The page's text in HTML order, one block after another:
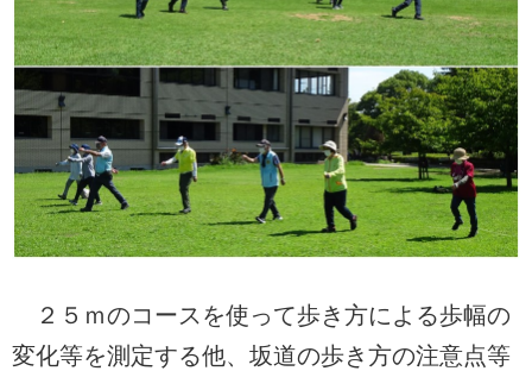
２５ｍのコースを使って歩き方による歩幅の
変化等を測定する他、坂道の歩き方の注意点等